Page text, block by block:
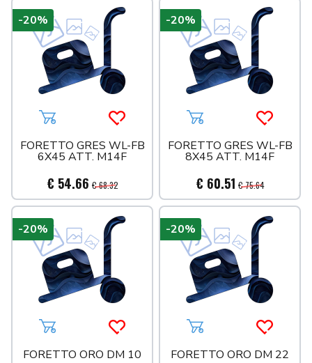
Aggiungi al carrelloAcquista più tardi
FORETTO GRES WL-FB
6X45 ATT. M14F
€ 54.66 € 68.32
-20%
Aggiungi al carrello
FORETTO GRES WL-FB
8X45 ATT. M14F
€ 60.51 € 75.64
-20%
Aggiungi al carrelloAcquista più tardi
FORETTO ORO DM 10
-20%
Aggiungi al carrello
FORETTO ORO DM 22
-20%